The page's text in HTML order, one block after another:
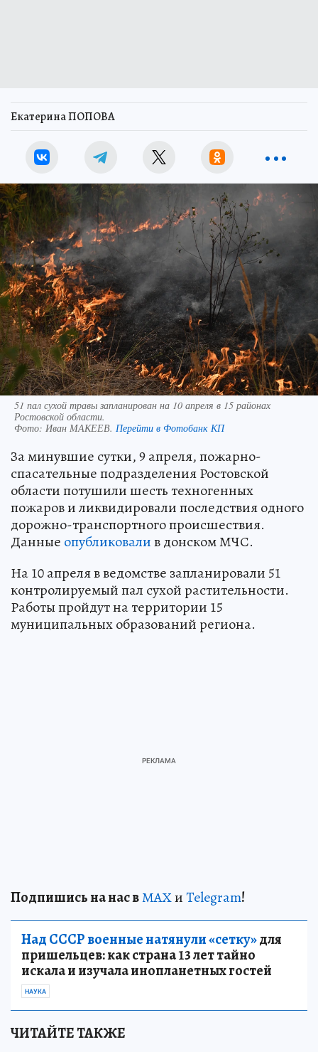
Екатерина ПОПОВА
51 пал сухой травы запланирован на 10 апреля в 15 районах
Ростовской области.
Фото: Иван МАКЕЕВ. Перейти в Фотобанк КП
За минувшие сутки, 9 апреля, пожарно-
спасательные подразделения Ростовской
области потушили шесть техногенных
пожаров и ликвидировали последствия одного
дорожно-транспортного происшествия.
Данные опубликовалив донском МЧС.
На 10 апреля в ведомстве запланировали 51
контролируемый пал сухой растительности.
Работы пройдут на территории 15
муниципальных образований региона.
Подпишись на нас вМАХиTelegram!
Над СССР военные натянули «сетку»для
пришельцев: как страна 13 лет тайно
искала и изучала инопланетных гостей
НАУКА
ЧИТАЙТЕ ТАКЖЕ